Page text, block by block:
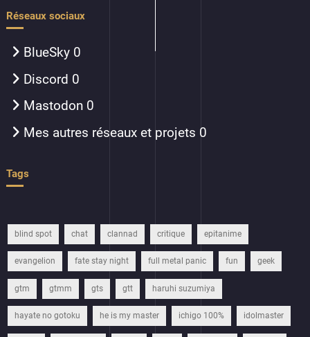
Réseaux sociaux
BlueSky 0
Discord 0
Mastodon 0
Mes autres réseaux et projets 0
Tags
blind spot chat clannad critique epitanime
evangelion fate stay night full metal panic fun geek
gtm gtmm gts gtt haruhi suzumiya
hayate no gotoku he is my master ichigo 100% idolmaster